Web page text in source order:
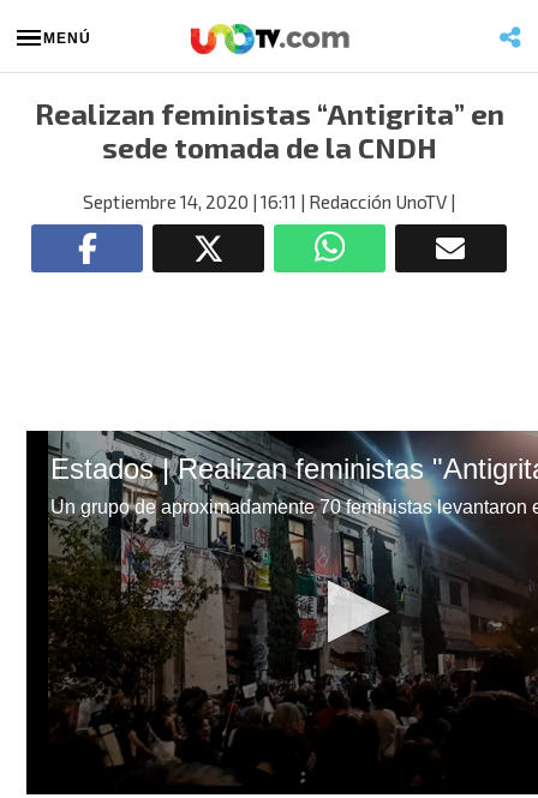
MENÚ
Realizan feministas “Antigrita” en
sede tomada de la CNDH
Septiembre 14, 2020 | 16:11 | Redacción UnoTV |